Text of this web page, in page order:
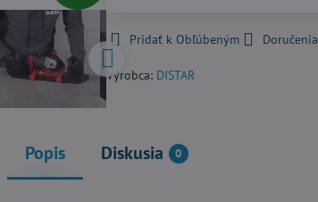
Pridať k Obľúbeným Doručenia
Výrobca: DISTAR
Popis Diskusia 0